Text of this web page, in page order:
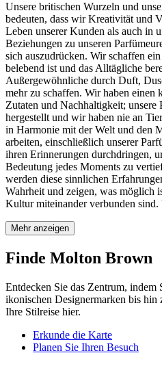
Unsere britischen Wurzeln und
bedeuten, dass wir Kreativität und
Leben unserer Kunden als auch in
Beziehungen zu unseren
sich auszudrücken. Wir schaffen
belebend ist und das Alltägliche
Außergewöhnliche durch Duft,
mehr zu schaffen. Wir haben einen
Zutaten und Nachhaltigkeit; unsere
hergestellt und wir haben nie an
in Harmonie mit der Welt und den
arbeiten, einschließlich unserer
ihren Erinnerungen durchdringen,
Bedeutung jedes Moments zu
werden diese sinnlichen
Wahrheit und zeigen, was möglich
Kultur miteinander verbunden
Mehr anzeigen
Finde Molton Brown
Entdecken Sie das Zentrum,
ikonischen Designermarken bis
Ihre Stilreise hier.
Erkunde die Karte
Planen Sie Ihren Besuch